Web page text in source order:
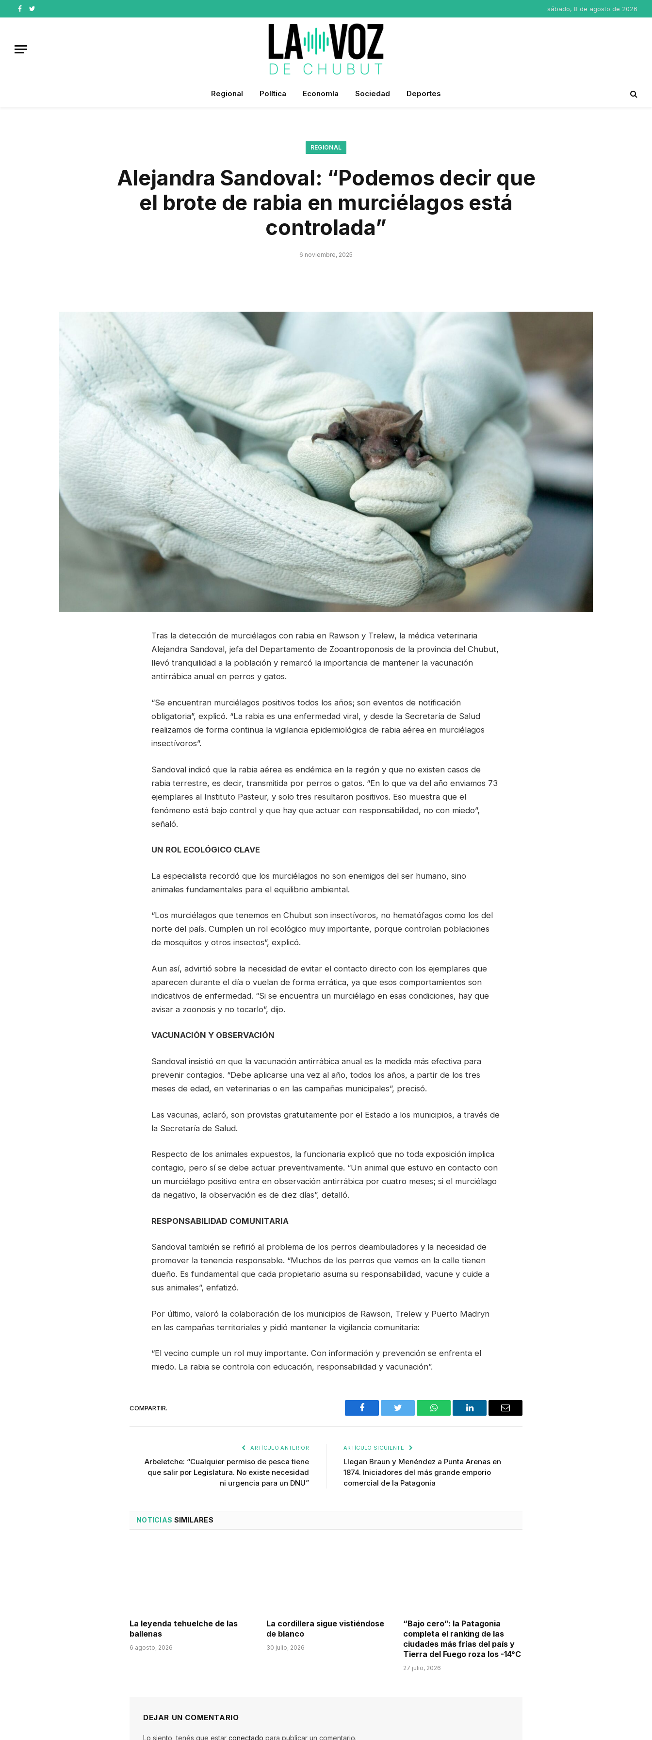
Facebook
Twitter
sábado, 8 de agosto de 2026
Regional Política Economía Sociedad Deportes
REGIONAL
Alejandra Sandoval: “Podemos decir que
el brote de rabia en murciélagos está
controlada”
6 noviembre, 2025
Tras la detección de murciélagos con rabia en Rawson y Trelew, la médica veterinaria
Alejandra Sandoval, jefa del Departamento de Zooantroponosis de la provincia del Chubut,
llevó tranquilidad a la población y remarcó la importancia de mantener la vacunación
antirrábica anual en perros y gatos.
“Se encuentran murciélagos positivos todos los años; son eventos de notificación
obligatoria”, explicó. “La rabia es una enfermedad viral, y desde la Secretaría de Salud
realizamos de forma continua la vigilancia epidemiológica de rabia aérea en murciélagos
insectívoros”.
Sandoval indicó que la rabia aérea es endémica en la región y que no existen casos de
rabia terrestre, es decir, transmitida por perros o gatos. “En lo que va del año enviamos 73
ejemplares al Instituto Pasteur, y solo tres resultaron positivos. Eso muestra que el
fenómeno está bajo control y que hay que actuar con responsabilidad, no con miedo”,
señaló.
UN ROL ECOLÓGICO CLAVE
La especialista recordó que los murciélagos no son enemigos del ser humano, sino
animales fundamentales para el equilibrio ambiental.
“Los murciélagos que tenemos en Chubut son insectívoros, no hematófagos como los del
norte del país. Cumplen un rol ecológico muy importante, porque controlan poblaciones
de mosquitos y otros insectos”, explicó.
Aun así, advirtió sobre la necesidad de evitar el contacto directo con los ejemplares que
aparecen durante el día o vuelan de forma errática, ya que esos comportamientos son
indicativos de enfermedad. “Si se encuentra un murciélago en esas condiciones, hay que
avisar a zoonosis y no tocarlo”, dijo.
VACUNACIÓN Y OBSERVACIÓN
Sandoval insistió en que la vacunación antirrábica anual es la medida más efectiva para
prevenir contagios. “Debe aplicarse una vez al año, todos los años, a partir de los tres
meses de edad, en veterinarias o en las campañas municipales”, precisó.
Las vacunas, aclaró, son provistas gratuitamente por el Estado a los municipios, a través de
la Secretaría de Salud.
Respecto de los animales expuestos, la funcionaria explicó que no toda exposición implica
contagio, pero sí se debe actuar preventivamente. “Un animal que estuvo en contacto con
un murciélago positivo entra en observación antirrábica por cuatro meses; si el murciélago
da negativo, la observación es de diez días”, detalló.
RESPONSABILIDAD COMUNITARIA
Sandoval también se refirió al problema de los perros deambuladores y la necesidad de
promover la tenencia responsable. “Muchos de los perros que vemos en la calle tienen
dueño. Es fundamental que cada propietario asuma su responsabilidad, vacune y cuide a
sus animales”, enfatizó.
Por último, valoró la colaboración de los municipios de Rawson, Trelew y Puerto Madryn
en las campañas territoriales y pidió mantener la vigilancia comunitaria:
“El vecino cumple un rol muy importante. Con información y prevención se enfrenta el
miedo. La rabia se controla con educación, responsabilidad y vacunación”.
COMPARTIR.
Facebook Twitter WhatsAppLinkedIn Email
ARTÍCULO ANTERIOR
Arbeletche: “Cualquier permiso de pesca tiene
que salir por Legislatura. No existe necesidad
ni urgencia para un DNU”
ARTÍCULO SIGUIENTE
Llegan Braun y Menéndez a Punta Arenas en
1874. Iniciadores del más grande emporio
comercial de la Patagonia
NOTICIAS SIMILARES
La leyenda tehuelche de las
ballenas
6 agosto, 2026
La cordillera sigue vistiéndose
de blanco
30 julio, 2026
“Bajo cero”: la Patagonia
completa el ranking de las
ciudades más frías del país y
Tierra del Fuego roza los -14°C
27 julio, 2026
DEJAR UN COMENTARIO
Lo siento, tenés que estar conectado para publicar un comentario.